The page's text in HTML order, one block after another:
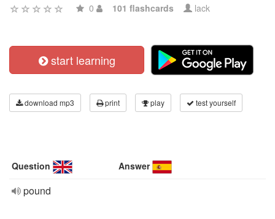
0 101 flashcards lack
start learning
download mp3 print play test yourself
Question Answer
pound